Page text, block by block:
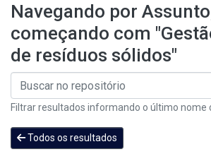
Navegando por
começando com
de resíduos sólidos"
Filtrar resultados informando o último nome
Todos os resultados